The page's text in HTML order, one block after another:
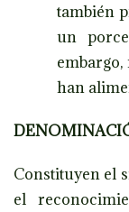
también
un
han
Constituyen el
el